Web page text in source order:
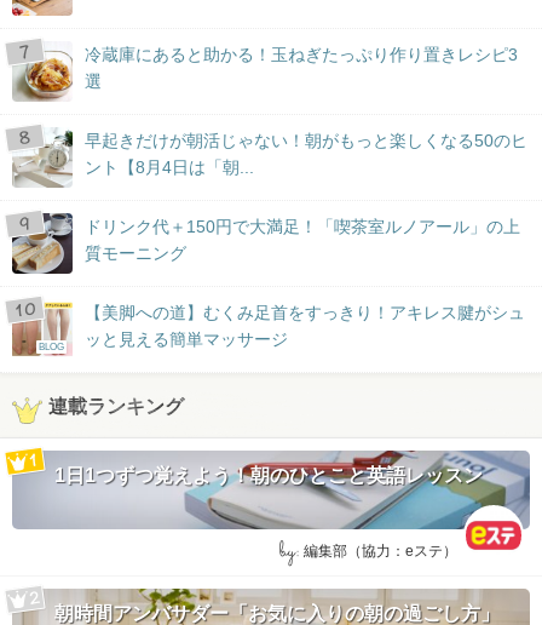
冷蔵庫にあると助かる！玉ねぎたっぷり作り置きレシピ3
選
早起きだけが朝活じゃない！朝がもっと楽しくなる50のヒ
ント【8月4日は「朝...
ドリンク代＋150円で大満足！「喫茶室ルノアール」の上
質モーニング
BLOG
【美脚への道】むくみ足首をすっきり！アキレス腱がシュ
ッと見える簡単マッサージ
連載ランキング
1日1つずつ覚えよう！朝のひとこと英語レッスン
by: 編集部（協力：eステ）
朝時間アンバサダー「お気に入りの朝の過ごし方」